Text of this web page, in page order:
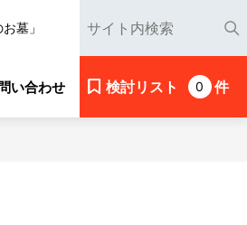
墓」
い合わせ 検討リスト 0 件